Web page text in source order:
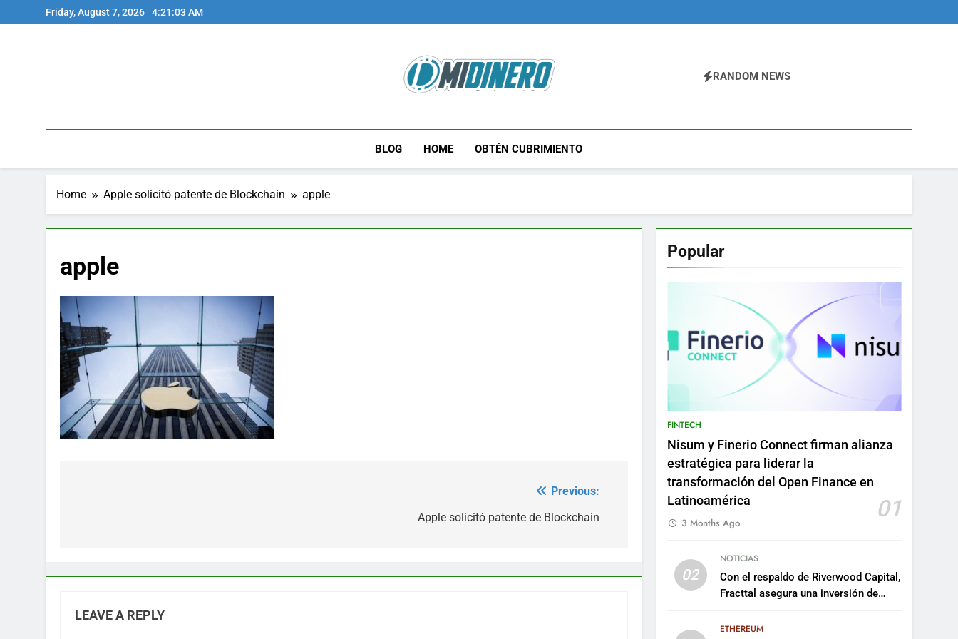
to
Friday, August 7, 2026 4:21:03 AM
Midinero.co
RANDOM NEWS
BLOG HOME OBTÉN CUBRIMIENTO
Home Apple solicitó patente de Blockchain apple
apple
Previous:
Apple solicitó patente de Blockchain
LEAVE A REPLY
Popular
FINTECH
Nisum y Finerio Connect firman alianza
estratégica para liderar la
transformación del Open Finance en
Latinoamérica
01
3 Months Ago
02
NOTICIAS
Con el respaldo de Riverwood Capital,
Fracttal asegura una inversión de
plataforma
ETHEREUM